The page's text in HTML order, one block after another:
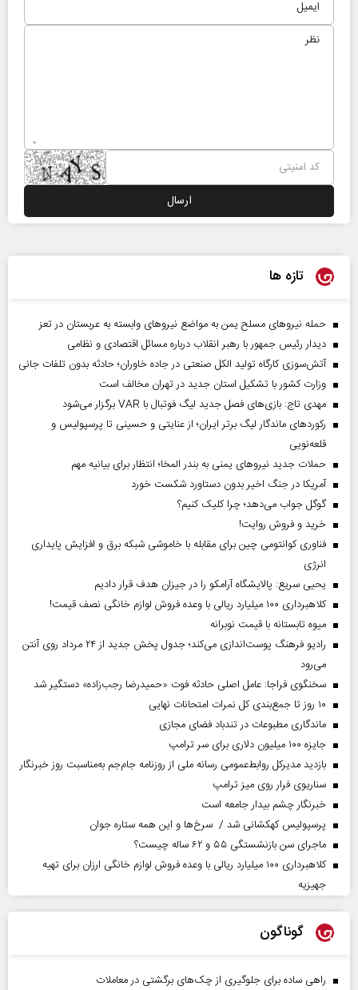
تازه ها
حمله نیروهای مسلح یمن به مواضع نیروهای وابسته به عربستان در تعز
دیدار رئیس‌ جمهور با رهبر انقلاب درباره مسائل اقتصادی و نظامی
آتش‌سوزی کارگاه تولید الکل صنعتی در جاده خاوران؛ حادثه بدون تلفات جانی
وزارت کشور با تشکیل استان جدید در تهران مخالف است
مهدی تاج: بازی‌های فصل جدید لیگ فوتبال با VAR برگزار می‌شود
رکورد‌های ماندگار لیگ برتر ایران؛ از عنایتی و حسینی تا پرسپولیس و
قلعه‌نویی
حملات جدید نیروهای یمنی به بندر المخا؛ انتظار برای بیانیه مهم
آمریکا در جنگ اخیر بدون دستاورد شکست خورد
گوگل جواب می‌دهد؛ چرا کلیک کنیم؟
خرید و فروش روایت!
فناوری کوانتومی چین برای مقابله با خاموشی شبکه برق و افزایش پایداری
انرژی
یحیی سریع: پالایشگاه آرامکو را در جیزان هدف قرار دادیم
کلاهبرداری ۱۰۰ میلیارد ریالی با وعده فروش لوازم خانگی نصف قیمت!
میوه تابستانه با قیمت نوبرانه
رادیو فرهنگ پوست‌اندازی می‌کند؛ جدول پخش جدید از ۲۴ مرداد روی آنتن
می‌رود
سخنگوی فراجا: عامل اصلی حادثه فوت «حمیدرضا رجب‌زاده» دستگیر شد
۱۰ روز تا جمع‌بندی کل نمرات امتحانات نهایی
ماندگاری مطبوعات در تندباد فضای مجازی
جایزه ۱۰۰ میلیون دلاری برای سر ترامپ
بازدید مدیرکل روابط‌عمومی رسانه ملی از روزنامه جام‌جم به‌مناسبت روز خبرنگار
سناریوی فرار روی میز ترامپ
خبرنگار چشم بیدار جامعه است
پرسپولیس کهکشانی شد / سرخ‌ها و این همه ستاره جوان
ماجرای سن بازنشستگی ۵۵ و ۶۲ ساله چیست؟
کلاهبرداری ۱۰۰ میلیارد ریالی با وعده فروش لوازم خانگی ارزان برای تهیه
جهیزیه
گوناگون
راهی ساده برای جلوگیری از چک‌های برگشتی در معاملات